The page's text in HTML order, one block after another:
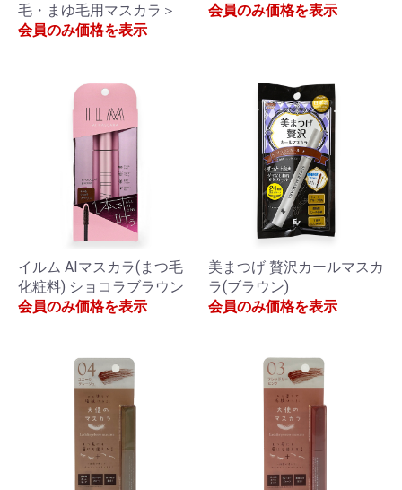
毛・まゆ毛用マスカラ＞
会員のみ価格を表示
会員のみ価格を表示
イルム AIマスカラ(まつ毛
化粧料) ショコラブラウン
会員のみ価格を表示
美まつげ 贅沢カールマスカ
ラ(ブラウン)
会員のみ価格を表示